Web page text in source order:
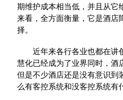
期维护成本相当低，并且从它
来看，全方面衡量，它是酒店
择。
近年来各行各业也都在讲
慧化已经成为了业界同时，酒
但是不少酒店还是没有意识到
么有客控系统和没客控系统有